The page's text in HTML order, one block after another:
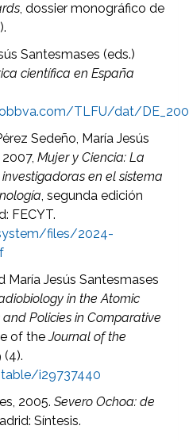
, dossier monográfico de
Santesmases (eds.)
científica en España
TLFU/dat/
Sedeño, María Jesús
2007,Mujer y Ciencia: La
en el sistema
, segunda edición
FECYT.
files/2024-
María Jesús Santesmases
in the Atomic
Policies in Comparative
of theJournal of the
(4).
i29737440
2005.Severo Ochoa: de
Síntesis.